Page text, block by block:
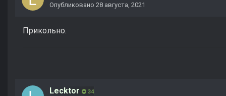
Опубликовано 28 августа, 2021
Прикольно.
Lecktor 34